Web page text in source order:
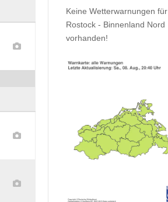
Keine Wetterwarnungen für
Rostock - Binnenland Nord
vorhanden!